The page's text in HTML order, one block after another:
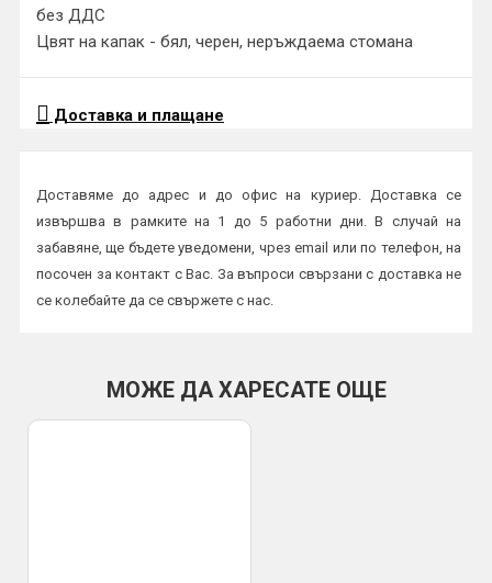
без ДДС
Цвят на капак - бял, черен, неръждаема стомана
Доставка и плащане
Доставяме до адрес и до офис на куриер. Доставка се
извършва в рамките на 1 до 5 работни дни. В случай на
забавяне, ще бъдете уведомени, чрез email или по телефон, на
посочен за контакт с Вас. За въпроси свързани с доставка не
се колебайте да се свържете с нас.
Плащане в брой или с карта на куриер
МОЖЕ ДА ХАРЕСАТЕ ОЩЕ